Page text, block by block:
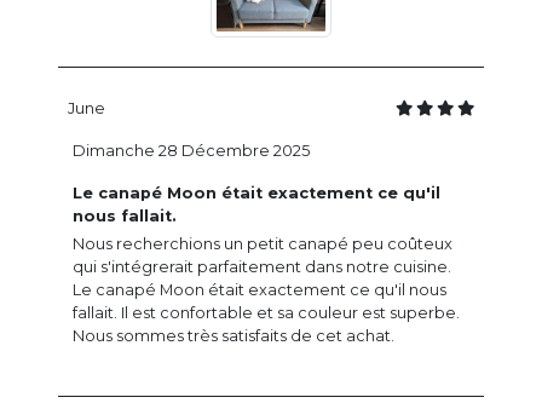
June
Le canapé Moon était exactement ce qu'il
nous fallait.
Nous recherchions un petit canapé peu coûteux
qui s'intégrerait parfaitement dans notre cuisine.
Le canapé Moon était exactement ce qu'il nous
fallait. Il est confortable et sa couleur est superbe.
Nous sommes très satisfaits de cet achat.
Dimanche 28 Décembre 2025